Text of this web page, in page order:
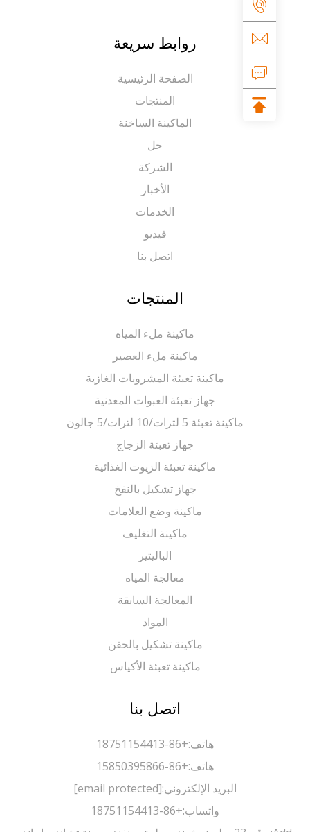
روابط سريعة
الصفحة الرئيسية
المنتجات
الماكينة الساخنة
الشركة
الخدمات
اتصل بنا
المنتجات
ماكينة ملء المياه
ماكينة ملء العصير
ماكينة تعبئة المشروبات الغازية
جهاز تعبئة العبوات المعدنية
ماكينة تعبئة 5 لترات/10 لترات/5 جالون
جهاز تعبئة الزجاج
ماكينة تعبئة الزيوت الغذائية
جهاز تشكيل بالنفخ
ماكينة وضع العلامات
ماكينة التغليف
الباليتير
معالجة المياه
المعالجة السابقة
ماكينة تشكيل بالحقن
ماكينة تعبئة الأكياس
اتصل بنا
+86-18751154413
+86-15850395866
البريد الإلكتروني:[email protected]
واتساب:+86-18751154413